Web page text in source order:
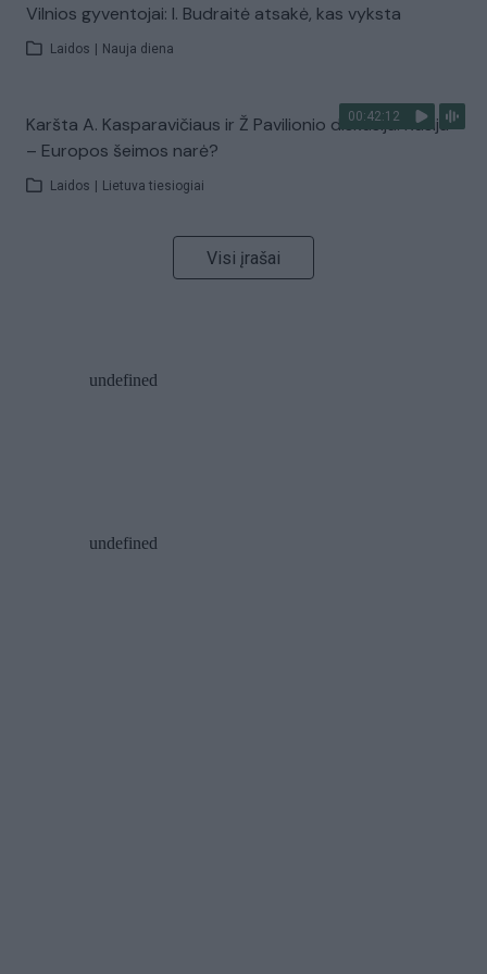
Vilnios gyventojai: I. Budraitė atsakė, kas vyksta
Laidos Nauja diena
00:42:12
Karšta A. Kasparavičiaus ir Ž Pavilionio diskusija: Rusija
– Europos šeimos narė?
Laidos Lietuva tiesiogiai
Visi įrašai